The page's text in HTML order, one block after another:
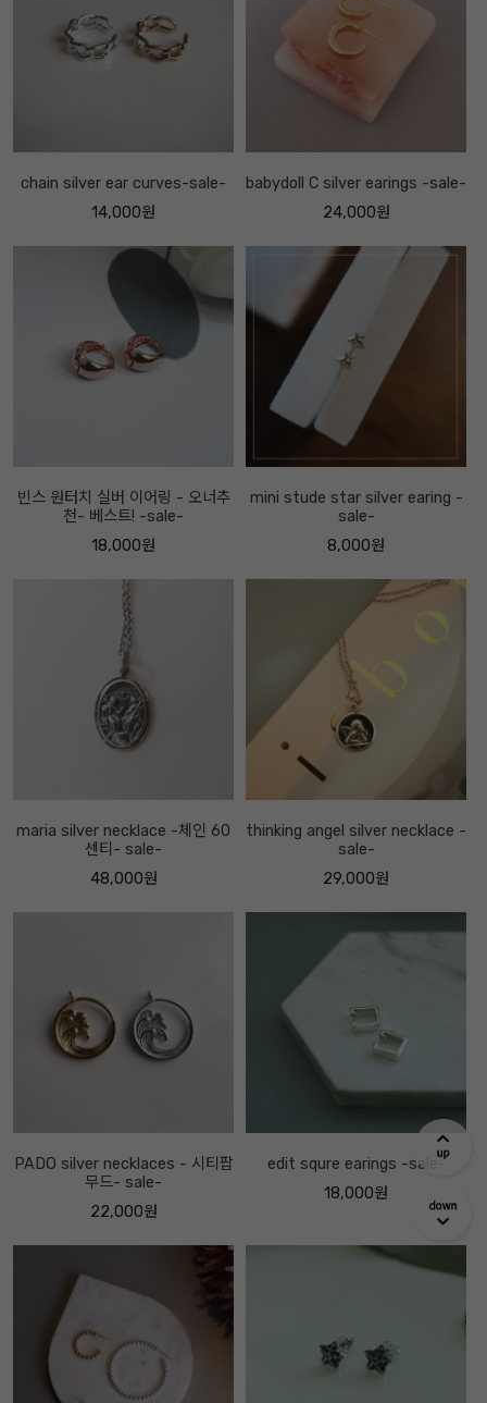
chain silver ear curves-sale-
14,000원
babydoll C silver earings -sale-
24,000원
빈스 원터치 실버 이어링 - 오너추
천- 베스트! -sale-
18,000원
mini stude star silver earing -
sale-
8,000원
maria silver necklace -체인 60
센티- sale-
48,000원
thinking angel silver necklace -
sale-
29,000원
PADO silver necklaces - 시티팝
무드- sale-
22,000원
edit squre earings -sale-
18,000원